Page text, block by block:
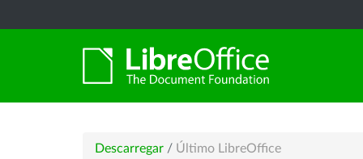
Descarregar / Último LibreOffice